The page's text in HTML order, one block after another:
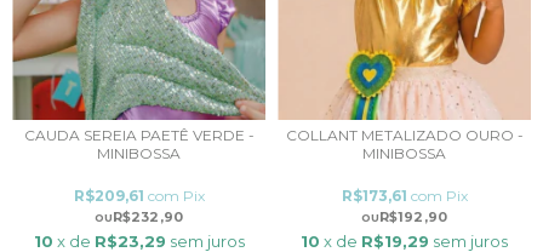
CAUDA SEREIA PAETÊ VERDE -
MINIBOSSA
R$232,90
R$209,61 com Pix
10 x de R$23,29 sem juros
COLLANT METALIZADO OURO -
MINIBOSSA
R$192,90
R$173,61 com Pix
10 x de R$19,29 sem juros